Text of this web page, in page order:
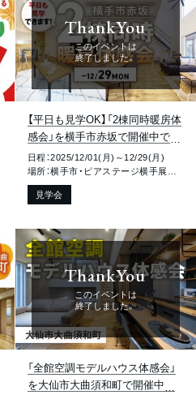
ThankYou
このイベントは
終了しました。
【平日も見学OK】「2棟同時暖房体
感会」を横手市赤坂で開催中で
す！
日程：2025/12/01(月)～12/29(月)
見学会
ThankYou
このイベントは
終了しました。
「全館空調モデルハウス体感会」
を大仙市大曲須和町で開催中で